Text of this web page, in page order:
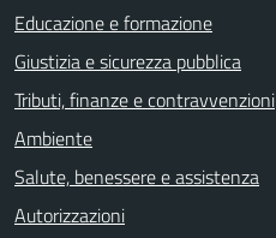
Educazione e formazione
Giustizia e sicurezza pubblica
Tributi, finanze e contravvenzioni
Ambiente
Salute, benessere e assistenza
Autorizzazioni